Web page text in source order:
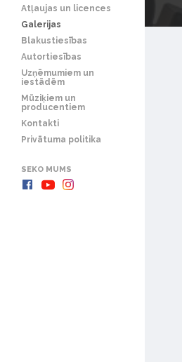
Atļaujas un licences
Galerijas
Blakustiesības
Autortiesības
Uzņēmumiem un
iestādēm
Mūziķiem un
producentiem
Kontakti
Privātuma politika
SEKO MUMS